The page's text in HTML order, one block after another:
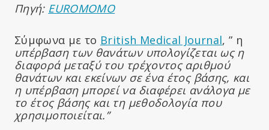
Πηγή: EUROMOMO
Σύμφωνα με το British Medical Journal, ” η
υπέρβαση των θανάτων υπολογίζεται ως η
διαφορά μεταξύ του τρέχοντος αριθμού
θανάτων και εκείνων σε ένα έτος βάσης, και
η υπέρβαση μπορεί να διαφέρει ανάλογα με
το έτος βάσης και τη μεθοδολογία που
χρησιμοποιείται.”